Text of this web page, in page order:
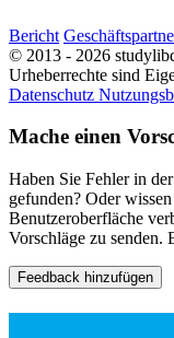
Bericht
© 2013 - 2026
Urheberrechte sind
Datenschutz
Mache einen
Haben Sie Fehler in
gefunden? Oder
Benutzeroberfläche
Vorschläge zu senden.
Feedback hinzufügen